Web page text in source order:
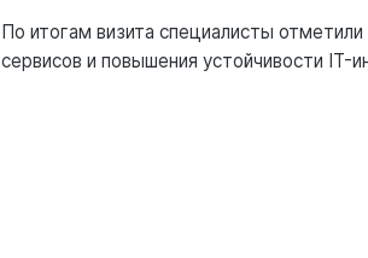
По итогам визита специалисты
сервисов и повышения устойчивости IT-